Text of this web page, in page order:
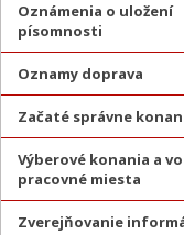
Oznámenia o uložení
písomnosti
Oznamy doprava
Začaté správne
Výberové konania a
pracovné miesta
Zverejňovanie